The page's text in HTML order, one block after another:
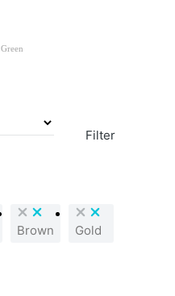
Green
Filter
Brown Gold